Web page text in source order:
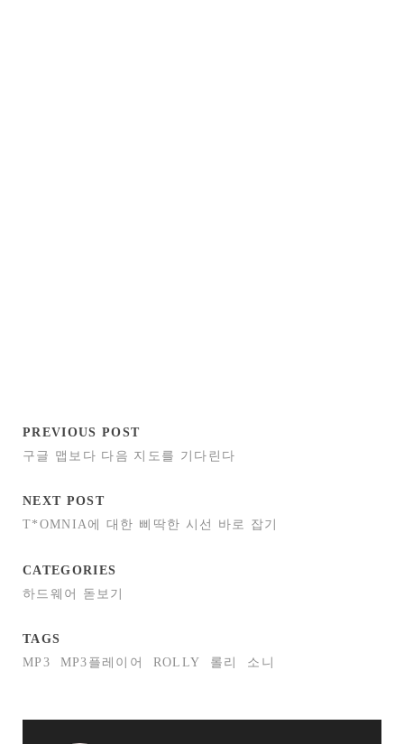
PREVIOUS POST
구글 맵보다 다음 지도를 기다린다
NEXT POST
T*OMNIA에 대한 삐딱한 시선 바로 잡기
CATEGORIES
하드웨어 돋보기
TAGS
MP3
MP3플레이어 ROLLY 롤리 소니